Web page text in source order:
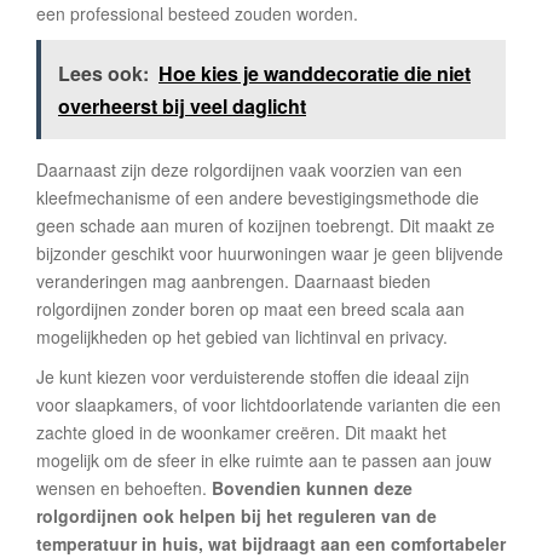
een professional besteed zouden worden.
Lees ook: Hoe kies je wanddecoratie die niet
overheerst bij veel daglicht
Daarnaast zijn deze rolgordijnen vaak voorzien van een
kleefmechanisme of een andere bevestigingsmethode die
geen schade aan muren of kozijnen toebrengt. Dit maakt ze
bijzonder geschikt voor huurwoningen waar je geen blijvende
veranderingen mag aanbrengen. Daarnaast bieden
rolgordijnen zonder boren op maat een breed scala aan
mogelijkheden op het gebied van lichtinval en privacy.
Je kunt kiezen voor verduisterende stoffen die ideaal zijn
voor slaapkamers, of voor lichtdoorlatende varianten die een
zachte gloed in de woonkamer creëren. Dit maakt het
mogelijk om de sfeer in elke ruimte aan te passen aan jouw
wensen en behoeften. Bovendien kunnen deze
rolgordijnen ook helpen bij het reguleren van de
temperatuur in huis, wat bijdraagt aan een comfortabeler